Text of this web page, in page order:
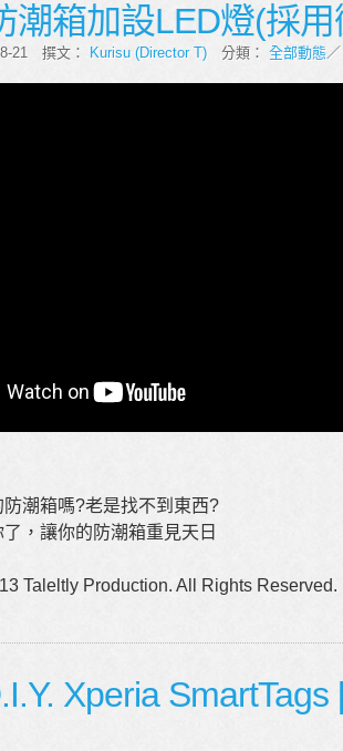
潮箱加設LED燈(採
21 撰文： Kurisu (Director T) 分類： 全部動態
潮箱嗎?老是找不到東西?
，讓你的防潮箱重見天日
Taleltly Production. All Rights Reserved.
Xperia